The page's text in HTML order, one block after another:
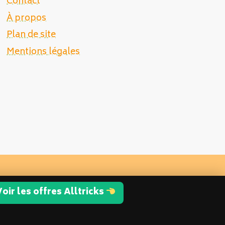
À propos
Plan de site
Mentions légales
les offres Alltricks